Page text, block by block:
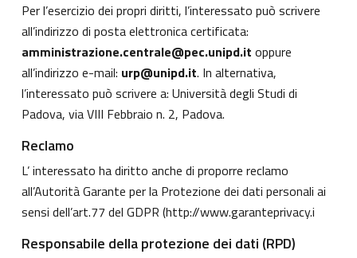
Per l’esercizio dei propri diritti, l’interessato può scrivere
all’indirizzo di posta elettronica certificata:
amministrazione.centrale@pec.unipd.it oppure
all’indirizzo e-mail: urp@unipd.it. In alternativa,
l’interessato può scrivere a: Università degli Studi di
Padova, via VIII Febbraio n. 2, Padova.
Reclamo
L’ interessato ha diritto anche di proporre reclamo
all’Autorità Garante per la Protezione dei dati personali ai
sensi dell’art.77 del GDPR (http://www.garanteprivacy.i
Responsabile della protezione dei dati (RPD)